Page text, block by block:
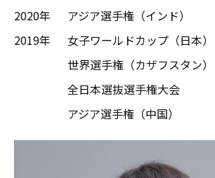
2020年 アジア選手権（インド）
2019年
女子ワールドカップ（日本）
世界選手権（カザフスタン）
全日本選抜選手権大会
アジア選手権（中国）